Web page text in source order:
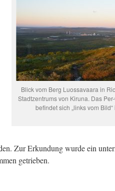
Blick vom Berg Luossavaara in
Stadtzentrums von Kiruna. Das
befindet sich „links vom
Zur Erkundung wurde ein
getrieben.